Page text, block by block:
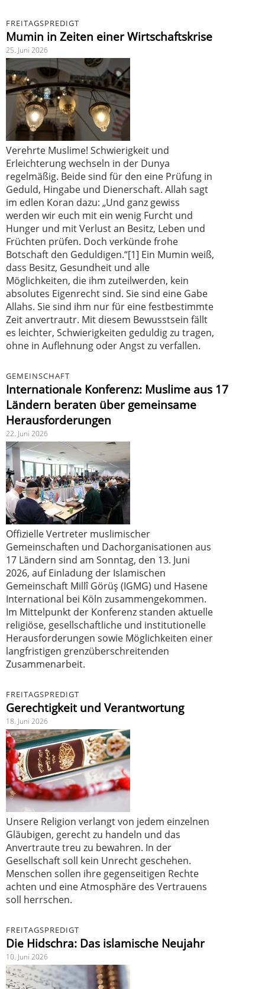
FREITAGSPREDIGT
Mumin in Zeiten einer Wirtschaftskrise
25. Juni 2026
Verehrte Muslime! Schwierigkeit und
Erleichterung wechseln in der Dunya
regelmäßig. Beide sind für den eine Prüfung in
Geduld, Hingabe und Dienerschaft. Allah sagt
im edlen Koran dazu: „Und ganz gewiss
werden wir euch mit ein wenig Furcht und
Hunger und mit Verlust an Besitz, Leben und
Früchten prüfen. Doch verkünde frohe
Botschaft den Geduldigen.“[1] Ein Mumin weiß,
dass Besitz, Gesundheit und alle
Möglichkeiten, die ihm zuteilwerden, kein
absolutes Eigenrecht sind. Sie sind eine Gabe
Allahs. Sie sind ihm nur für eine festbestimmte
Zeit anvertrautr. Mit diesem Bewusstsein fällt
es leichter, Schwierigkeiten geduldig zu tragen,
ohne in Auflehnung oder Angst zu verfallen.
GEMEINSCHAFT
Internationale Konferenz: Muslime aus 17
Ländern beraten über gemeinsame
Herausforderungen
22. Juni 2026
Offizielle Vertreter muslimischer
Gemeinschaften und Dachorganisationen aus
17 Ländern sind am Sonntag, den 13. Juni
2026, auf Einladung der Islamischen
Gemeinschaft Millî Görüş (IGMG) und Hasene
International bei Köln zusammengekommen.
Im Mittelpunkt der Konferenz standen aktuelle
religiöse, gesellschaftliche und institutionelle
Herausforderungen sowie Möglichkeiten einer
langfristigen grenzüberschreitenden
Zusammenarbeit.
FREITAGSPREDIGT
Gerechtigkeit und Verantwortung
18. Juni 2026
Unsere Religion verlangt von jedem einzelnen
Gläubigen, gerecht zu handeln und das
Anvertraute treu zu bewahren. In der
Gesellschaft soll kein Unrecht geschehen.
Menschen sollen ihre gegenseitigen Rechte
achten und eine Atmosphäre des Vertrauens
soll herrschen.
FREITAGSPREDIGT
Die Hidschra: Das islamische Neujahr
10. Juni 2026